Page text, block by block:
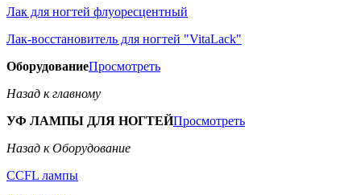
Лак для ногтей флуоресцентный
Лак-восстановитель для ногтей "VitaLack"
ОборудованиеПросмотреть
Назад к главному
УФ ЛАМПЫ ДЛЯ НОГТЕЙПросмотреть
Назад к Оборудование
CCFL лампы